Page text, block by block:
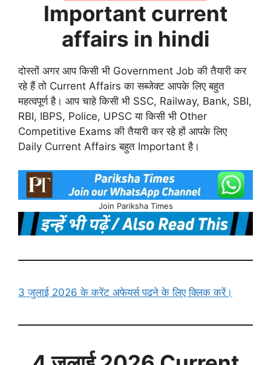
Important current
affairs in hindi
दोस्तों अगर आप किसी भी Government Job की तैयारी कर
रहे हैं तो Current Affairs का सब्जेक्ट आपके लिए बहुत
महत्वपूर्ण है। आप चाहे किसी भी SSC, Railway, Bank, SBI,
RBI, IBPS, Police, UPSC या किसी भी Other
Competitive Exams की तैयारी कर रहे हों आपके लिए
Daily Current Affairs बहुत Important है।
Join Pariksha Times
3 जुलाई 2026 के करेंट अफेयर्स पढने के लिए क्लिक करें।